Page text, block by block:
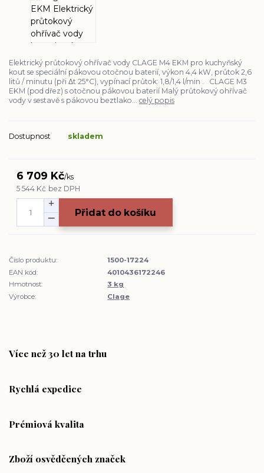
Elektrický průtokový ohřívač vody CLAGE M4 EKM pro kuchyňský
kout se speciální pákovou otočnou baterií, výkon 4,4 kW, průtok 2,6
litů / minutu (při Δt 25°C), vypínací průtok: 1,8/1,4 l/min . CLAGE M3
EKM (pod dřez) s otočnou pákovou baterií Malý průtokový ohřívač
vody v sestavě s pákovou beztlako... celý popis
Dostupnost skladem
6 709 Kč/ks
5 544 Kč bez DPH
Přidat do košíku
Číslo produktu:
1500-17224
EAN kód:
4010436172246
Hmotnost:
3 kg
Výrobce:
Clage
Více než 30 let na trhu
Rychlá expedice
Prémiová kvalita
Zboží osvědčených značek